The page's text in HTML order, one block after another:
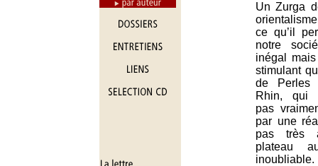
Un Zurga
ce qu’il
notre
inégal
stimulant
de Perles
Rhin, qui
pas
par une
pas très
plateau
inoubliable.